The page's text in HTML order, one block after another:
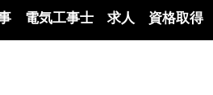
電気工事士 求人 資格取得